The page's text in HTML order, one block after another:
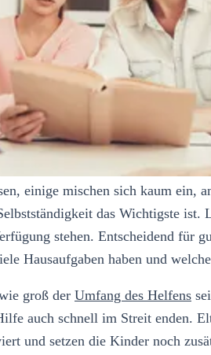
einige mischen sich kaum ein,
das Wichtigste
stehen. Entscheidend für
Hausaufgaben haben und
groß der Umfang des Helfens
auch schnell im Streit enden.
und setzen die Kinder noch